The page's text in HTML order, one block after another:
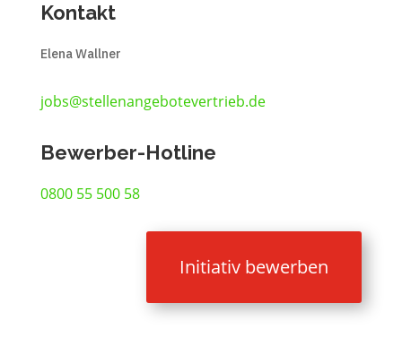
Kontakt
Elena Wallner
jobs@stellenangebotevertrieb.de
Bewerber-Hotline
0800 55 500 58
Initiativ bewerben